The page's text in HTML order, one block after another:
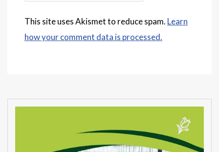
This site uses Akismet to reduce spam. Learn
how your comment data is processed.